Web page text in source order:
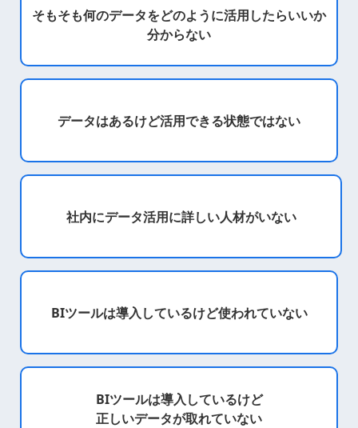
そもそも何のデータをどのように活用したらいいか
分からない
データはあるけど活用できる状態ではない
社内にデータ活用に詳しい人材がいない
BIツールは導入しているけど使われていない
BIツールは導入しているけど
正しいデータが取れていない